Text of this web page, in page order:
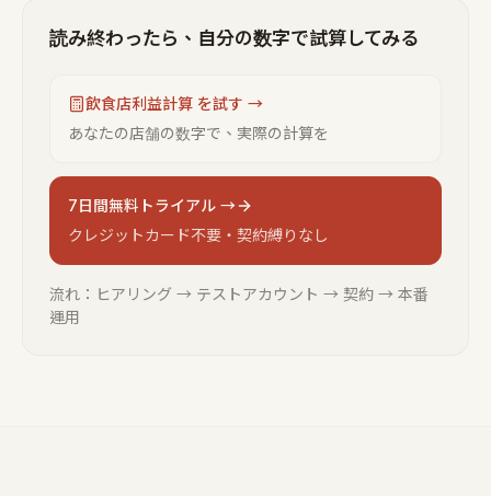
読み終わったら、自分の数字で試算してみる
飲食店利益計算 を試す →
あなたの店舗の数字で、実際の計算を
7日間無料トライアル →
クレジットカード不要・契約縛りなし
流れ：ヒアリング → テストアカウント → 契約 → 本番
運用